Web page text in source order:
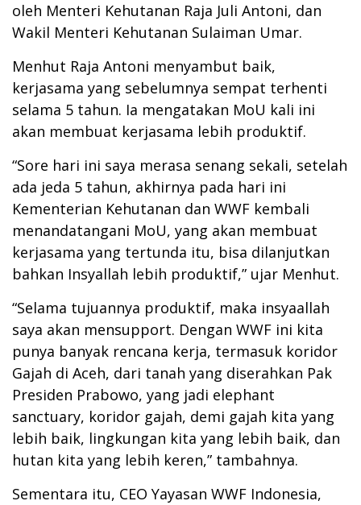
oleh Menteri Kehutanan Raja Juli Antoni, dan
Wakil Menteri Kehutanan Sulaiman Umar.
Menhut Raja Antoni menyambut baik,
kerjasama yang sebelumnya sempat terhenti
selama 5 tahun. Ia mengatakan MoU kali ini
akan membuat kerjasama lebih produktif.
“Sore hari ini saya merasa senang sekali, setelah
ada jeda 5 tahun, akhirnya pada hari ini
Kementerian Kehutanan dan WWF kembali
menandatangani MoU, yang akan membuat
kerjasama yang tertunda itu, bisa dilanjutkan
bahkan Insyallah lebih produktif,” ujar Menhut.
“Selama tujuannya produktif, maka insyaallah
saya akan mensupport. Dengan WWF ini kita
punya banyak rencana kerja, termasuk koridor
Gajah di Aceh, dari tanah yang diserahkan Pak
Presiden Prabowo, yang jadi elephant
sanctuary, koridor gajah, demi gajah kita yang
lebih baik, lingkungan kita yang lebih baik, dan
hutan kita yang lebih keren,” tambahnya.
Sementara itu, CEO Yayasan WWF Indonesia,